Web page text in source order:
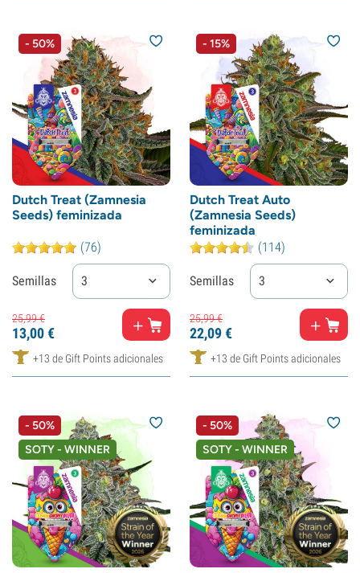
- 50%
Dutch Treat (Zamnesia
Seeds) feminizada
(76)
Semillas 3
25,99€
13,00€
+13 de Gift Points adicionales
- 15%
Dutch Treat Auto
(Zamnesia Seeds)
feminizada
(114)
Semillas 3
25,99€
22,09€
+13 de Gift Points adicionales
- 50%
SOTY - WINNER
- 50%
SOTY - WINNER